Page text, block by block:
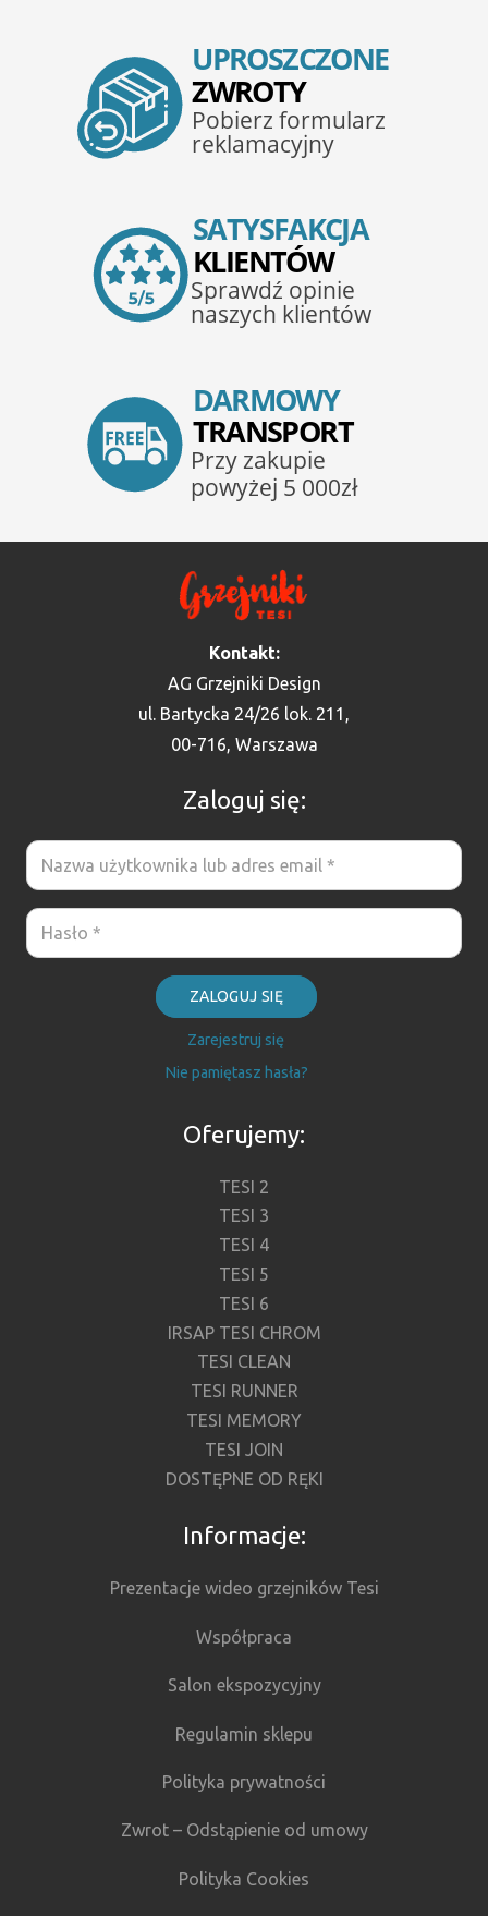
Kontakt:
AG Grzejniki Design
ul. Bartycka 24/26 lok. 211,
00-716, Warszawa
Zaloguj się:
ZALOGUJ SIĘ
Zarejestruj się
Nie pamiętasz hasła?
Oferujemy:
TESI 2
TESI 3
TESI 4
TESI 5
TESI 6
IRSAP TESI CHROM
TESI CLEAN
TESI RUNNER
TESI MEMORY
TESI JOIN
DOSTĘPNE OD RĘKI
Informacje:
Prezentacje wideo grzejników Tesi
Współpraca
Salon ekspozycyjny
Regulamin sklepu
Polityka prywatności
Zwrot – Odstąpienie od umowy
Polityka Cookies